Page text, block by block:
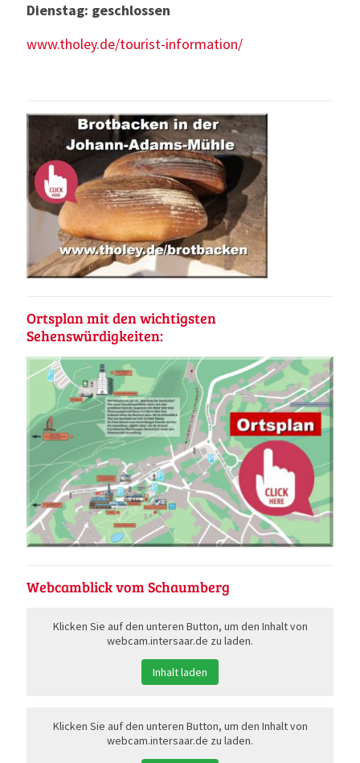
Dienstag: geschlossen
www.tholey.de/tourist-information/
Ortsplan mit den wichtigsten
Sehenswürdigkeiten:
Webcamblick vom Schaumberg
Klicken Sie auf den unteren Button, um den Inhalt von
webcam.intersaar.de zu laden.
Inhalt laden
Klicken Sie auf den unteren Button, um den Inhalt von
webcam.intersaar.de zu laden.